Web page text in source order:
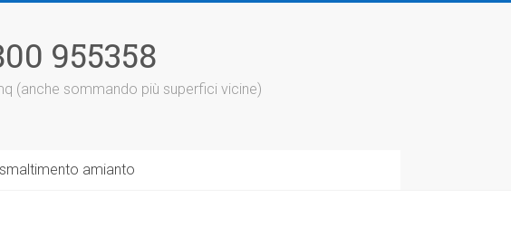
955358
(anche sommando più superfici vicine)
amianto